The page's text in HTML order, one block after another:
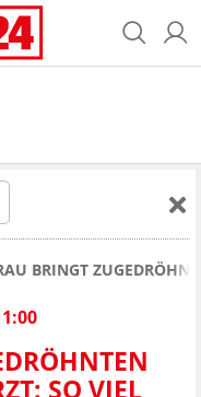
BRINGT
SO VIEL